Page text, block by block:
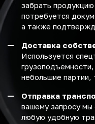
забрать
потребуется
а также
Доставка
Используется
небольшие партии,
Отправка
вашему запросу мы
любую удобную